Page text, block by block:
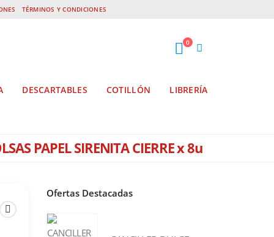
TÉRMINOS Y CONDICIONES
0
DESCARTABLES COTILLÓN LIBRERÍA
PAPEL SIRENITA CIERRE x 8u
Ofertas Destacadas